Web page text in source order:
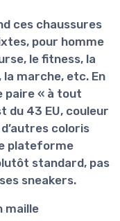
ces chaussures
pour homme
le fitness, la
la marche, etc. En
paire « à tout
du 43 EU, couleur
coloris
plateforme
standard, pas
sneakers.
maille